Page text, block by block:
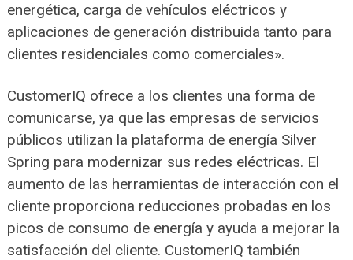
energética, carga de vehículos eléctricos y
aplicaciones de generación distribuida tanto para
clientes residenciales como comerciales».
CustomerIQ ofrece a los clientes una forma de
comunicarse, ya que las empresas de servicios
públicos utilizan la plataforma de energía Silver
Spring para modernizar sus redes eléctricas. El
aumento de las herramientas de interacción con el
cliente proporciona reducciones probadas en los
picos de consumo de energía y ayuda a mejorar la
satisfacción del cliente. CustomerIQ también